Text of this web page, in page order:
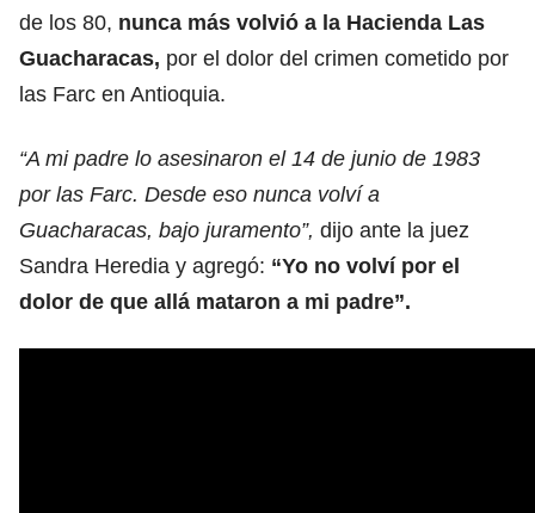
de los 80, nunca más volvió a la Hacienda Las
Guacharacas, por el dolor del crimen cometido por
las Farc en Antioquia.
“A mi padre lo asesinaron el 14 de junio de 1983
por las Farc. Desde eso nunca volví a
Guacharacas, bajo juramento”, dijo ante la juez
Sandra Heredia y agregó: “Yo no volví por el
dolor de que allá mataron a mi padre”.